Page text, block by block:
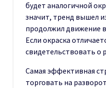
будет аналогичной
значит, тренд вышел
продолжил движение
Если окраска
свидетельствовать о
Самая эффективная
торговать на